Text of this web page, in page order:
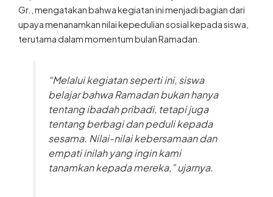
Gr., mengatakan bahwa kegiatan ini menjadi bagian dari
upaya menanamkan nilai kepedulian sosial kepada siswa,
terutama dalam momentum bulan Ramadan.
“Melalui kegiatan seperti ini, siswa
belajar bahwa Ramadan bukan hanya
tentang ibadah pribadi, tetapi juga
tentang berbagi dan peduli kepada
sesama. Nilai-nilai kebersamaan dan
empati inilah yang ingin kami
tanamkan kepada mereka,” ujarnya.